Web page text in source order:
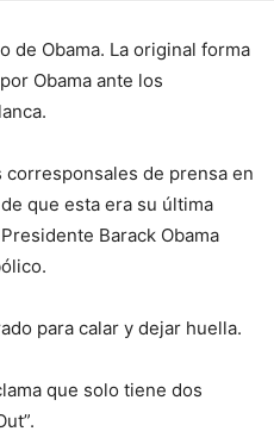
de Obama. La original forma
Obama ante los
corresponsales de prensa en
que esta era su última
Barack Obama
para calar y dejar huella.
que solo tiene dos